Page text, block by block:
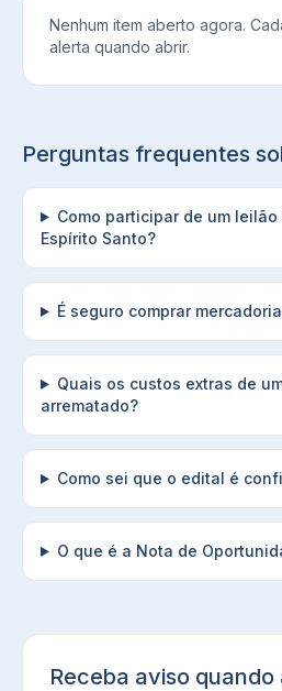
Nenhum item aberto agora.
alerta quando abrir.
Perguntas frequentes
Como participar de um
Espírito Santo?
É seguro comprar
Quais os custos extras de
arrematado?
Como sei que o edital é
O que é a Nota de
Receba aviso